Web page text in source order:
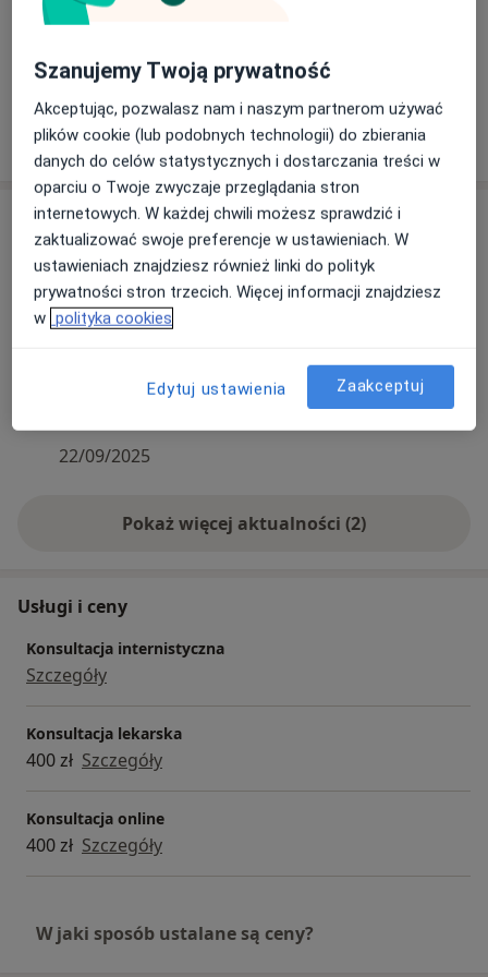
Rodzaje konsultacji
Konsultacje onlineZobacz kalendarz online
Pokaż więcejo doświadczeniu
Aktualności
dr n. med. Katarzyna Muras-Szwedziak
Konsultacja online
Podczas umawiania wizyty konieczne jest
PESEL proszę o wiadomość poprzez portal
znanylekarz.pl celem umówienia wizyty.
22/09/2025
Pokaż więcej aktualności (2)
Usługi i ceny
Konsultacja internistyczna
Szczegóły
Konsultacja lekarska
400 zł Szczegóły
Konsultacja online
400 zł Szczegóły
W jaki sposób ustalane są ceny?
Szanujemy Twoją prywatność
Akceptując, pozwalasz nam i naszym partnerom używać
plików cookie (lub podobnych technologii) do zbierania
danych do celów statystycznych i dostarczania treści w
oparciu o Twoje zwyczaje przeglądania stron
internetowych. W każdej chwili możesz sprawdzić i
zaktualizować swoje preferencje w ustawieniach. W
ustawieniach znajdziesz również linki do polityk
prywatności stron trzecich. Więcej informacji znajdziesz
w polityka cookies
Edytuj ustawienia Zaakceptuj